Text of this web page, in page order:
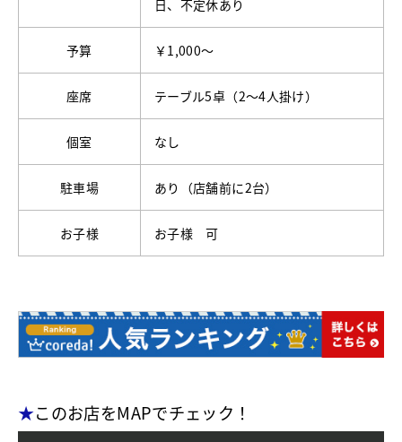
日、不定休あり
予算 ￥1,000～
座席 テーブル5卓（2～4人掛け）
個室 なし
駐車場 あり（店舗前に2台）
お子様 お子様 可
★このお店をMAPでチェック！